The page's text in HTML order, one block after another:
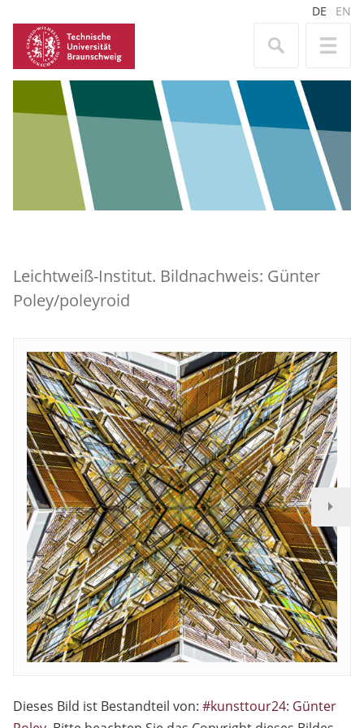
DE EN
Leichtweiß-Institut. Bildnachweis: Günter
Poley/poleyroid
Dieses Bild ist Bestandteil von: #kunsttour24: Günter